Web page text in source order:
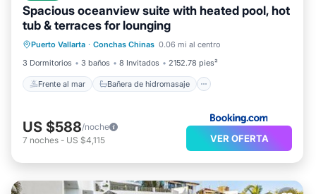
Spacious oceanview suite with heated pool, hot
tub & terraces for lounging
Puerto Vallarta · Conchas Chinas 0.06 mi al centro
3 Dormitorios
3 baños 8 Invitados 2152.78 pies²
Frente al mar Bañera de hidromasaje
Frente al mar
Bañera de hidromasaje
Spa
Piscina
US $588/noche
7 noches - US $4,115 VER OFERTA